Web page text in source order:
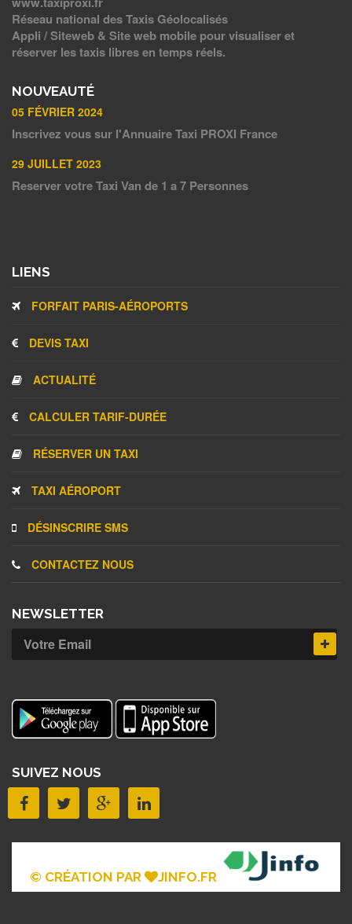
Réseau national des Taxis Géolocalisés
Appli / Siteweb & Site web mobile pour visualiser et
réserver les taxis libres en temps réels.
NOUVEAUTÉ
05 FÉVRIER 2024
Inscrivez vous sur l'Annuaire Taxi PROXI France
29 JUILLET 2023
Reserver votre Taxi Van de 1 a 7 Personnes
LIENS
FORFAIT PARIS-AÉROPORTS
DEVIS TAXI
ACTUALITÉ
CALCULER TARIF-DURÉE
RÉSERVER UN TAXI
TAXI AÉROPORT
DÉSINSCRIRE SMS
CONTACTEZ NOUS
NEWSLETTER
SUIVEZ NOUS
© CRÉATION PAR JINFO.FR